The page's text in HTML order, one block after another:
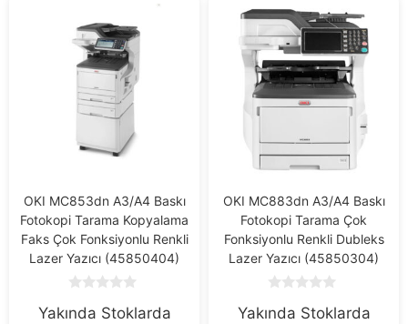
OKI MC853dn A3/A4 Baskı
Fotokopi Tarama Kopyalama
Faks Çok Fonksiyonlu Renkli
Lazer Yazıcı (45850404)
o
Yakında Stoklarda
OKI MC883dn A3/A4 Baskı
Fotokopi Tarama Çok
Fonksiyonlu Renkli Dubleks
Lazer Yazıcı (45850304)
o
Yakında Stoklarda